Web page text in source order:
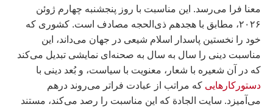
معنا فرا می‌رسد. این مناسبت با روز پنجشنبه چهارم ژوئن
۲۰۲۶، مطابق با هجدهم ذی‌الحجه مصادف است. کشوری که
خود را نخستین پاسدار اسلام شیعی در جهان می‌داند، این
مناسبت دینی را سال به سال به صحنه‌ای نمایشی تبدیل می‌کند
که در آن شعیره با شعار، معنویت با سیاست، و بُعد دینی با
دستورکارهایی که مراتب از عبادت فراتر می‌روند درهم
می‌آمیزد. سایت الجادة که این مناسبت را رصد می‌کند، مستند